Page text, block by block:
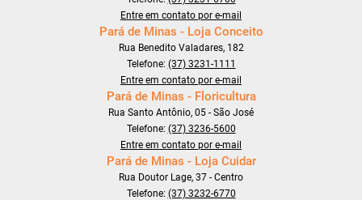
Entre em contato por e-mail
Pará de Minas - Loja Conceito
Rua Benedito Valadares, 182
Telefone: (37) 3231-1111
Entre em contato por e-mail
Pará de Minas - Floricultura
Rua Santo Antônio, 05 - São José
Telefone: (37) 3236-5600
Entre em contato por e-mail
Pará de Minas - Loja Cuidar
Rua Doutor Lage, 37 - Centro
Telefone: (37) 3232-6770